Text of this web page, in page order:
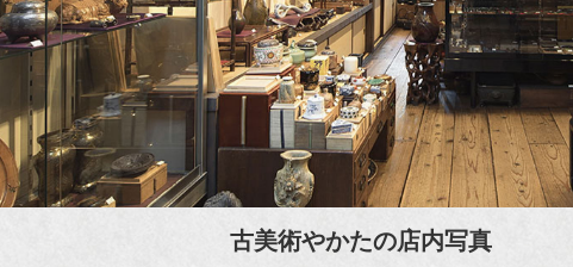
古美術やかたの店内写真